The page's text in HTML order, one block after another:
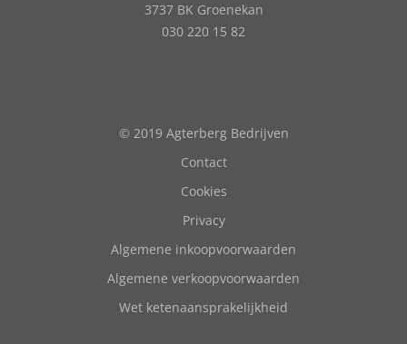
3737 BK Groenekan
030 220 15 82
© 2019 Agterberg Bedrijven
Contact
Cookies
Privacy
Algemene inkoopvoorwaarden
Algemene verkoopvoorwaarden
Wet ketenaansprakelijkheid